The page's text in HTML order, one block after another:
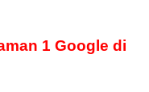
1 Google di